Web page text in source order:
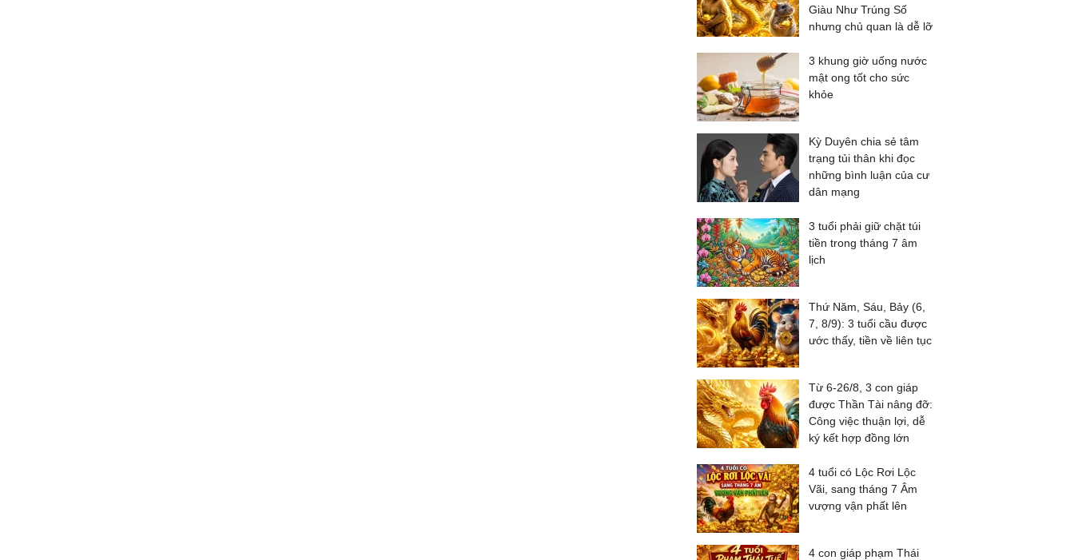
Giàu Như Trúng Số
nhưng chủ quan là dễ lỡ
3 khung giờ uống nước
mật ong tốt cho sức
khỏe
Kỳ Duyên chia sẻ tâm
trạng tủi thân khi đọc
những bình luận của cư
dân mạng
3 tuổi phải giữ chặt túi
tiền trong tháng 7 âm
lịch
Thứ Năm, Sáu, Bảy (6,
7, 8/9): 3 tuổi cầu được
ước thấy, tiền về liên tục
Từ 6-26/8, 3 con giáp
được Thần Tài nâng đỡ:
Công việc thuận lợi, dễ
ký kết hợp đồng lớn
4 tuổi có Lộc Rơi Lộc
Vãi, sang tháng 7 Âm
vượng vận phất lên
4 con giáp phạm Thái